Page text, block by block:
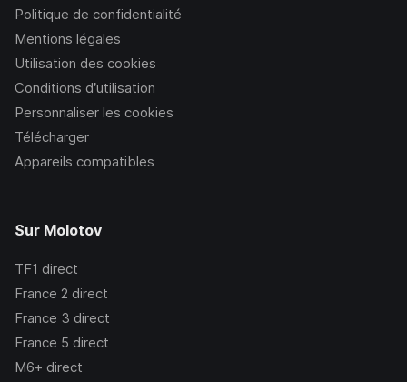
Politique de confidentialité
Mentions légales
Utilisation des cookies
Conditions d’utilisation
Personnaliser les cookies
Télécharger
Appareils compatibles
Sur Molotov
TF1 direct
France 2 direct
France 3 direct
France 5 direct
M6+ direct